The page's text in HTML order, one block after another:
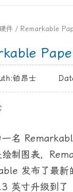
件 / Remarkable
铂昂士
名
制图表，
发布了最新
英寸升级到